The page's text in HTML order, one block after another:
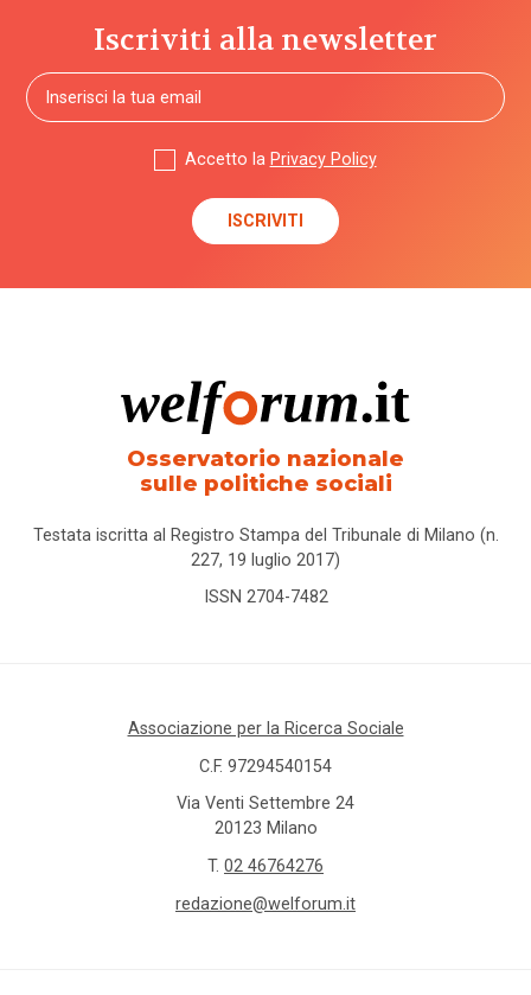
Iscriviti alla newsletter
Accetto la Privacy Policy
Osservatorio nazionale
sulle politiche sociali
Testata iscritta al Registro Stampa del Tribunale di Milano (n.
227, 19 luglio 2017)
ISSN 2704-7482
Associazione per la Ricerca Sociale
C.F. 97294540154
Via Venti Settembre 24
20123 Milano
T. 02 46764276
redazione@welforum.it